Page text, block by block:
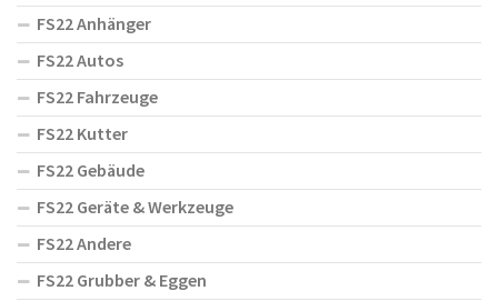
FS22 Anhänger
FS22 Autos
FS22 Fahrzeuge
FS22 Kutter
FS22 Gebäude
FS22 Geräte & Werkzeuge
FS22 Andere
FS22 Grubber & Eggen